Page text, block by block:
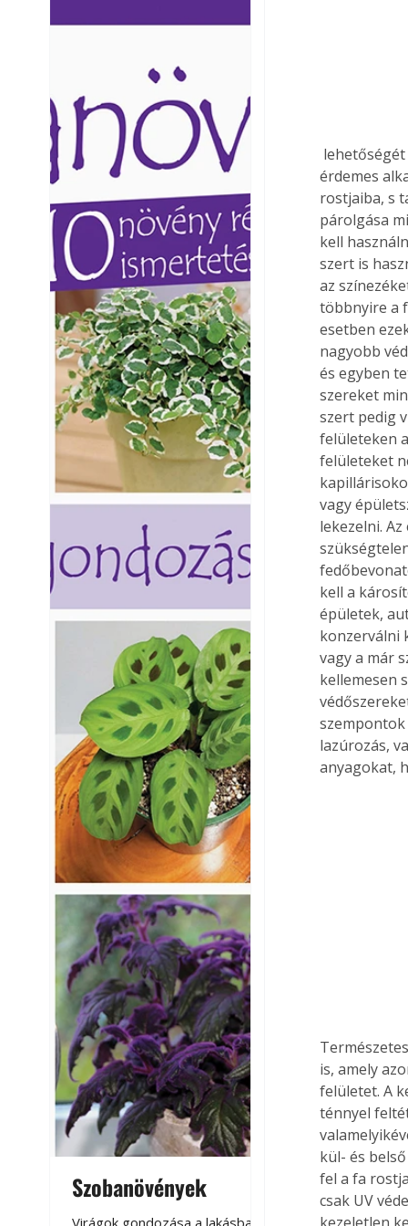
Szobanövények
Virágoskert:
teraszon,
érdemes
rostjaiba, s
párolgása
kell
szert is
az
többnyire a
esetben
nagyobb
és egyben
szereket
szert pedig
felületeken
felületeket
vagy
lekezelni.
kell a
épületek,
konzerválni
vagy a már
kellemesen
lazúrozás,
anyagokat,
is, amely
felületet. A
ténnyel
kül- és
fel a fa
csak UV
kezeletlen